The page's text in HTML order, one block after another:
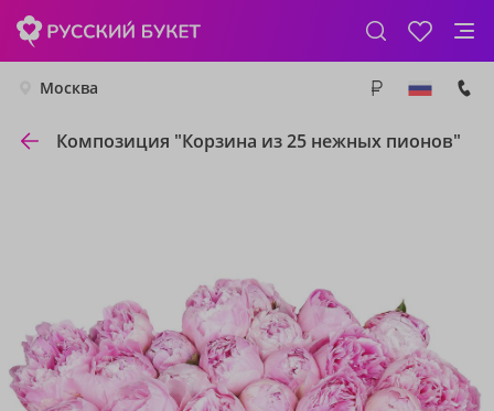
Москва
Композиция "Корзина из 25 нежных пионов"